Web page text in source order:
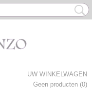
UW WINKELWAGEN
Geen producten (0)